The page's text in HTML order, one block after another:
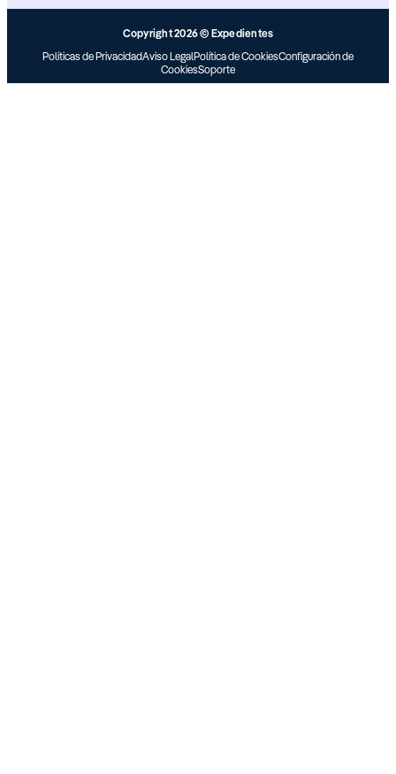
Copyright 2026 © Expedientes
Políticas de PrivacidadAviso LegalPolítica de CookiesConfiguración de
CookiesSoporte